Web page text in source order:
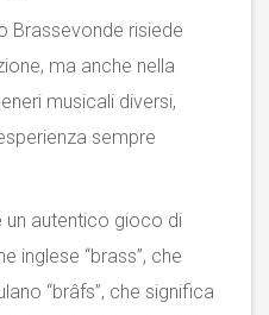
Brassevonde risiede
ma anche nella
musicali diversi,
sempre
un autentico gioco di
inglese “brass”, che
“brâfs”, che significa